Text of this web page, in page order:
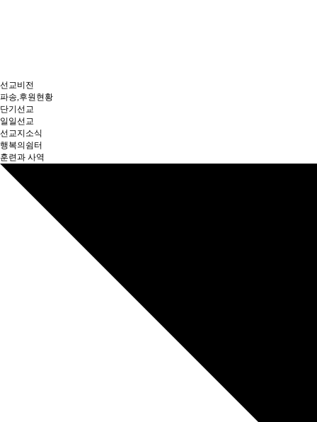
선교비전
파송,후원현황
단기선교
일일선교
선교지소식
행복의쉼터
훈련과 사역